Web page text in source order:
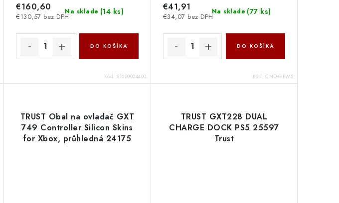
Na sklade (14 ks)
€130,57 bez DPH
€160,60
DO KOŠÍKA
Kód: 31620004400
Na sklade (77 ks)
€34,07 bez DPH
€41,91
DO KOŠÍKA
Kód: CND-GPW5
TRUST Obal na ovladač GXT
749 Controller Silicon Skins
for Xbox, průhledná 24175
TRUST GXT228 DUAL
CHARGE DOCK PS5 25597
Trust